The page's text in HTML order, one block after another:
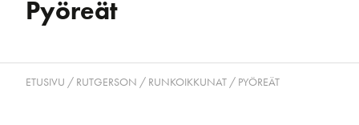
Pyöreät
ETUSIVU / RUTGERSON / RUNKOIKKUNAT / PYÖREÄT